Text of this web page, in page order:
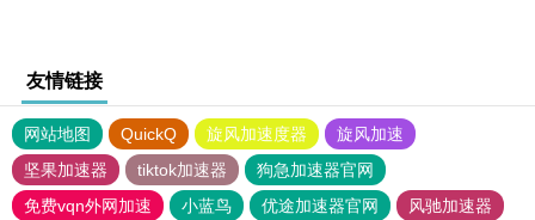
友情链接
网站地图 QuickQ 旋风加速度器
旋风加速
坚果加速器
tiktok加速器
狗急加速器官网
免费vqn外网加速
小蓝鸟 优途加速器官网 风驰加速器